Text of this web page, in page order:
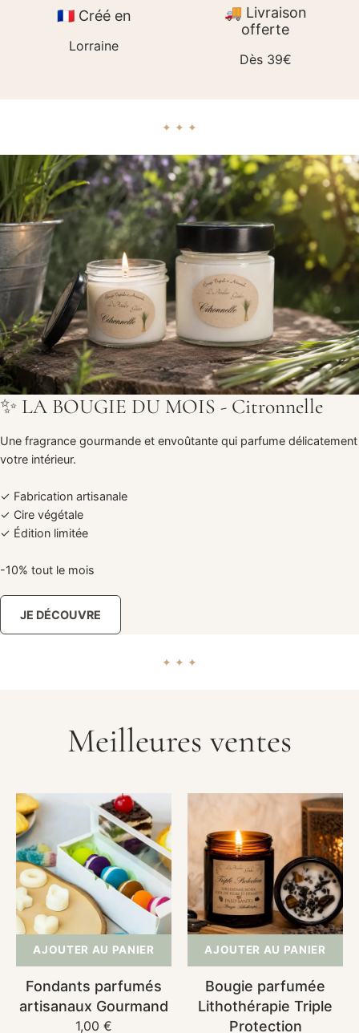
🇫🇷 Créé en
Lorraine
🚚 Livraison
offerte
Dès 39€
✦ ✦ ✦
✨ LA BOUGIE DU MOIS - Citronnelle
Une fragrance gourmande et envoûtante qui parfume délicatement
votre intérieur.
✓ Fabrication artisanale
✓ Cire végétale
✓ Édition limitée
-10% tout le mois
JE DÉCOUVRE
✦ ✦ ✦
Meilleures ventes
Fondants
parfumés
artisanaux
Gourmand
AJOUTER AU PANIER
Fondants parfumés
artisanaux Gourmand
Prix
1,00 €
parfumée
Lithothérapie
Triple
Protection
AJOUTER AU PANIER
Bougie parfumée
Lithothérapie Triple
Protection